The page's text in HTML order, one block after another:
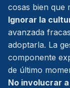
cosas bien que
Ignorar la
avanzada
adoptarla. La
componente
de último
No involucrar